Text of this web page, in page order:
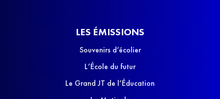
LES ÉMISSIONS
Souvenirs d’écolier
L’École du futur
Le Grand JT de l’Éducation